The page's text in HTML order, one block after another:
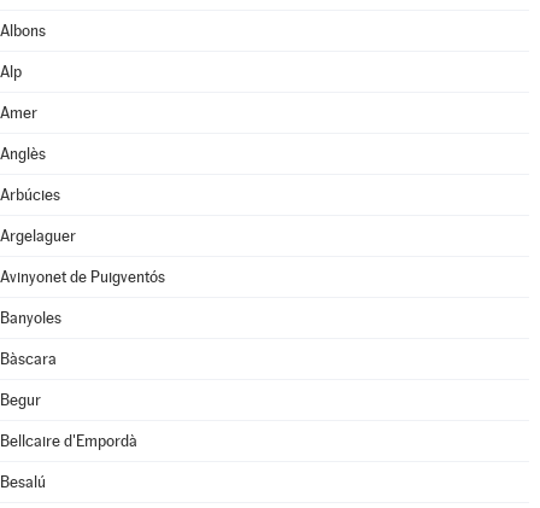
Albons
Alp
Amer
Anglès
Arbúcies
Argelaguer
Avinyonet de Puigventós
Banyoles
Bàscara
Begur
Bellcaire d'Empordà
Besalú